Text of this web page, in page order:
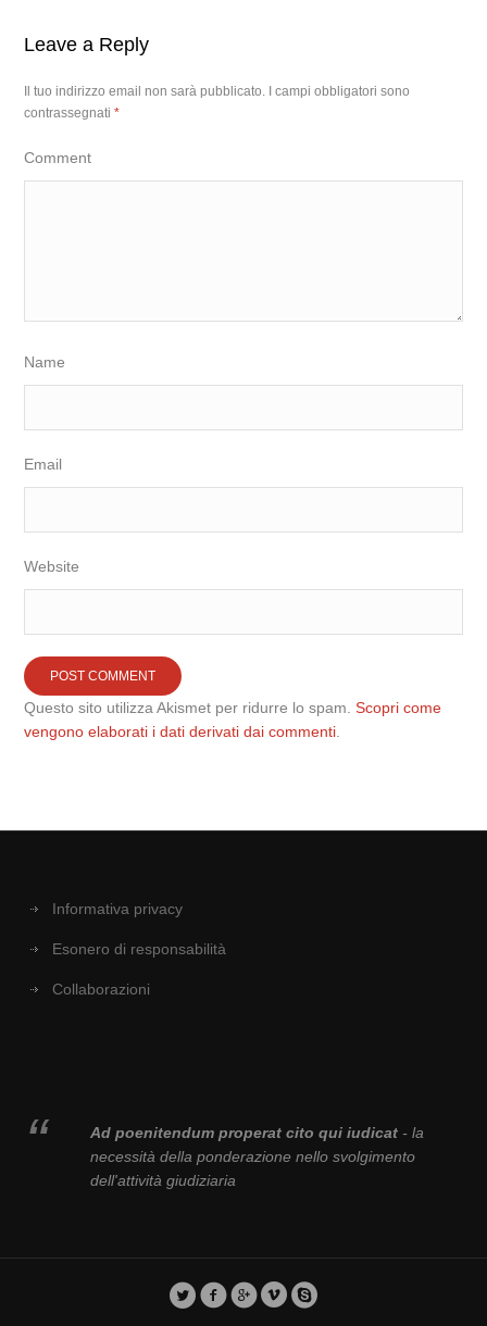
Leave a Reply
Il tuo indirizzo email non sarà pubblicato.
I campi obbligatori sono
contrassegnati*
Comment
Name
Email
Website
Questo sito utilizza Akismet per ridurre lo spam.Scopri come
vengono elaborati i dati derivati dai commenti
Informativa privacy
Esonero di responsabilità
Collaborazioni
Ad poenitendum properat cito qui iudicat- la
necessità della ponderazione nello svolgimento
dell'attività giudiziaria